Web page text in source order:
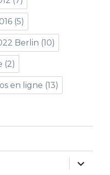
(5)
Berlin (10)
(2)
en ligne (13)
ouvrir
le